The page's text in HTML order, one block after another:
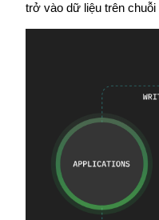
Hướng dẫn
Hướng dẫn giao dịch
trở vào dữ liệu trên